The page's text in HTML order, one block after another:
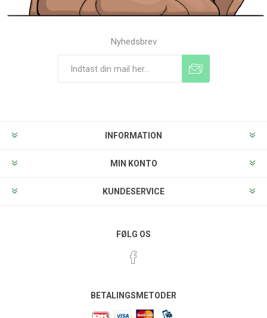
Nyhedsbrev
INFORMATION
MIN KONTO
KUNDESERVICE
FØLG OS
BETALINGSMETODER